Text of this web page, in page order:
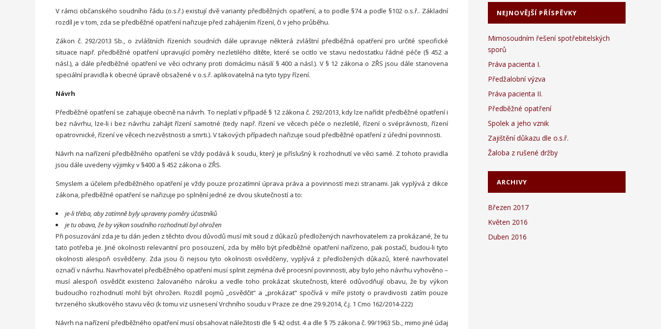
V rámci občanského soudního řádu (o.s.ř.) existují dvě varianty předběžných opatření, a to podle §74 a podle §102 o.s.ř.. Základní
rozdíl je v tom, zda se předběžné opatření nařizuje před zahájením řízení, či v jeho průběhu.
Zákon č. 292/2013 Sb., o zvláštních řízeních soudních dále upravuje některá zvláštní předběžná opatření pro určité specifické
situace např. předběžné opatření upravující poměry nezletilého dítěte, které se ocitlo ve stavu nedostatku řádné péče (§ 452 a
násl.), a dále předběžné opatření ve věci ochrany proti domácímu násilí § 400 a násl.). V § 12 zákona o ZŘS jsou dále stanovena
speciální pravidla k obecné úpravě obsažené v o.s.ř. aplikovatelná na tyto typy řízení.
Návrh
Předběžné opatření se zahajuje obecně na návrh. To neplatí v případě § 12 zákona č. 292/2013, kdy lze nařídit předběžné opatření i
bez návrhu, lze-li i bez návrhu zahájit řízení samotné (tedy např. řízení ve věcech péče o nezletilé, řízení o svéprávnosti, řízení
opatrovnické, řízení ve věcech nezvěstnosti a smrti.). V takových případech nařizuje soud předběžné opatření z úřední povinnosti.
Návrh na nařízení předběžného opatření se vždy podává k soudu, který je příslušný k rozhodnutí ve věci samé. Z tohoto pravidla
jsou dále uvedeny výjimky v §400 a § 452 zákona o ZŘS.
Smyslem a účelem předběžného opatření je vždy pouze prozatímní úprava práva a povinností mezi stranami. Jak vyplývá z dikce
zákona, předběžné opatření se nařizuje po splnění jedné ze dvou skutečností a to:
je-li třeba, aby zatímně byly upraveny poměry účastníků
je tu obava, že by výkon soudního rozhodnutí byl ohrožen
Při posuzování zda je tu dán jeden z těchto dvou důvodů musí mít soud z důkazů předložených navrhovatelem za prokázané, že tu
tato potřeba je. Jiné okolnosti relevantní pro posouzení, zda by mělo být předběžné opatření nařízeno, pak postačí, budou-li tyto
okolnosti alespoň osvědčeny. Zda jsou či nejsou tyto okolnosti osvědčeny, vyplývá z předložených důkazů, které navrhovatel
označí v návrhu. Navrhovatel předběžného opatření musí splnit zejména dvě procesní povinnosti, aby bylo jeho návrhu vyhověno –
musí alespoň osvědčit existenci žalovaného nároku a vedle toho prokázat skutečnosti, které odůvodňují obavu, že by výkon
budoucího rozhodnutí mohl být ohrožen. Rozdíl pojmů „osvědčit“ a „prokázat“ spočívá v míře jistoty o pravdivosti zatím pouze
tvrzeného skutkového stavu věci (k tomu viz usnesení Vrchního soudu v Praze ze dne 29.9.2014, č.j. 1 Cmo 162/2014-222)
Návrh na nařízení předběžného opatření musí obsahovat náležitosti dle § 42 odst. 4 a dle § 75 zákona č. 99/1963 Sb., mimo jiné údaj
NEJNOVĚJŠÍ PŘÍSPĚVKY
Mimosoudním řešení spotřebitelských
sporů
Práva pacienta I.
Předžalobní výzva
Práva pacienta II.
Předběžné opatření
Spolek a jeho vznik
Zajištění důkazu dle o.s.ř.
Žaloba z rušené držby
ARCHIVY
Březen 2017
Květen 2016
Duben 2016